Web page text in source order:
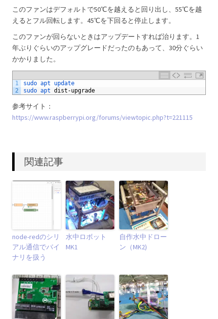
このファンはデフォルトで50℃を越えると回り出し、55℃を越
えるとフル回転します。45℃を下回ると停止します。
このファンが回らないときはアップデートすれば治ります。1
年ぶりぐらいのアップグレードだったのもあって、30分ぐらい
かかりました。
1
2
sudo apt update
sudo apt dist -upgrade
参考サイト：
https://www.raspberrypi.org/forums/viewtopic.php?t=221115
関連記事
node-redのシリ
アル通信でバイ
ナリを扱う
水中ロボット
MK1
自作水中ドロー
ン（MK2)